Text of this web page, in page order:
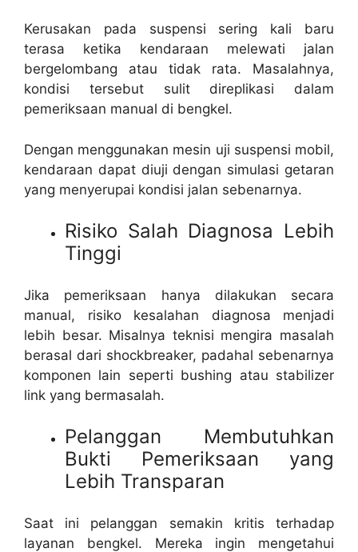
Kerusakan pada suspensi sering kali baru
terasa ketika kendaraan melewati jalan
bergelombang atau tidak rata. Masalahnya,
kondisi tersebut sulit direplikasi dalam
pemeriksaan manual di bengkel.
Dengan menggunakan mesin uji suspensi mobil,
kendaraan dapat diuji dengan simulasi getaran
yang menyerupai kondisi jalan sebenarnya.
Risiko Salah Diagnosa Lebih
Tinggi
Jika pemeriksaan hanya dilakukan secara
manual, risiko kesalahan diagnosa menjadi
lebih besar. Misalnya teknisi mengira masalah
berasal dari shockbreaker, padahal sebenarnya
komponen lain seperti bushing atau stabilizer
link yang bermasalah.
Pelanggan Membutuhkan
Bukti Pemeriksaan yang
Lebih Transparan
Saat ini pelanggan semakin kritis terhadap
layanan bengkel. Mereka ingin mengetahui